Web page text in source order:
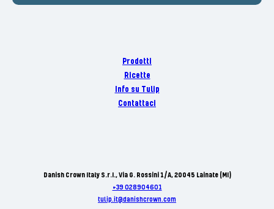
Prodotti
Ricette
Info su Tulip
Contattaci
Danish Crown Italy S.r.I., Via G. Rossini 1/A, 20045 Lainate (MI)
+39 028904601
tulip.it@danishcrown.com